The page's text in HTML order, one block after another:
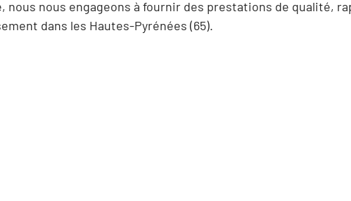
nous nous engageons à fournir des prestations de qualité,
dans les Hautes-Pyrénées (65).